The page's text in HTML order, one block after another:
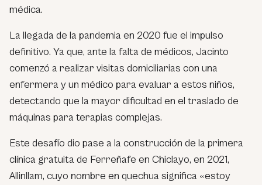
médica.
La llegada de la pandemia en 2020 fue el impulso
definitivo. Ya que, ante la falta de médicos, Jacinto
comenzó a realizar visitas domiciliarias con una
enfermera y un médico para evaluar a estos niños,
detectando que la mayor dificultad en el traslado de
máquinas para terapias complejas.
Este desafío dio pase a la construcción de la primera
clínica gratuita de Ferreñafe en Chiclayo, en 2021,
Allinllam, cuyo nombre en quechua significa «estoy